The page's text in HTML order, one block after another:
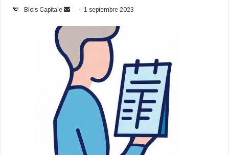
Blois Capitale
Envoyer1 septembre 2023